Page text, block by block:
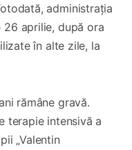
administrația
aprilie, după ora
în alte zile, la
rămâne gravă.
terapie intensivă a
„Valentin